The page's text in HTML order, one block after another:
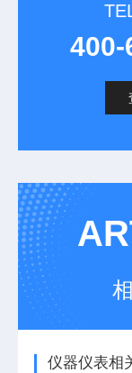
400-
仪器仪表相